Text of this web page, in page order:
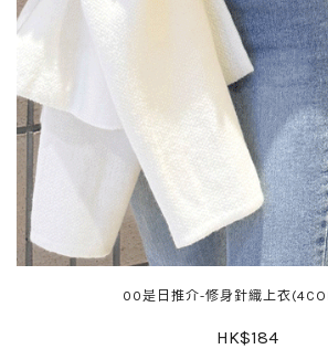
00是日推介-修身針織上衣
HK$184